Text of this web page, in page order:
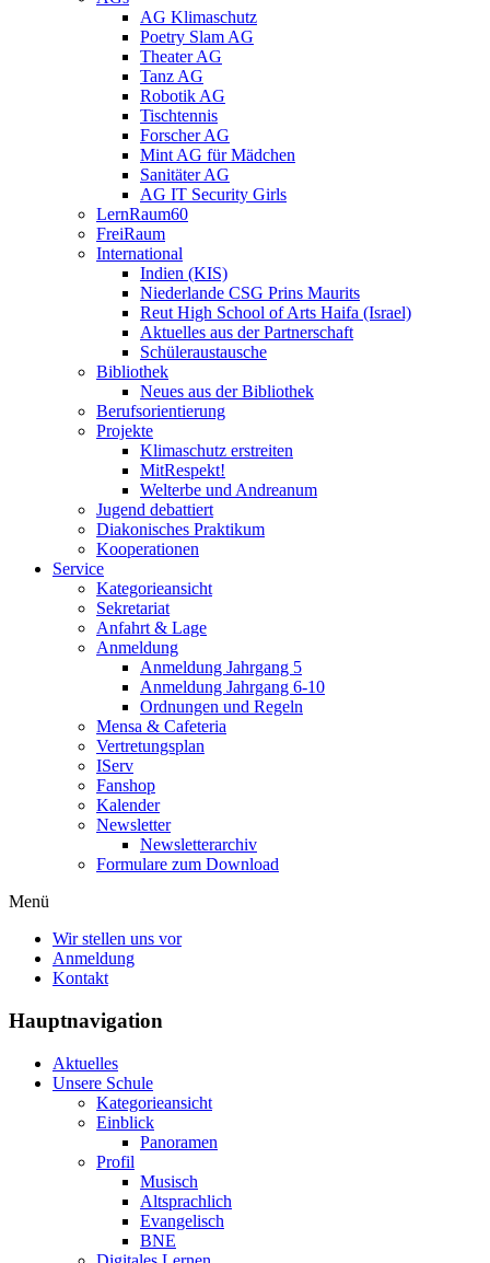
AG Klimaschutz
Poetry Slam AG
Theater AG
Tanz AG
Robotik AG
Tischtennis
Forscher AG
Mint AG für Mädchen
Sanitäter AG
AG IT Security Girls
LernRaum60
FreiRaum
International
Indien (KIS)
Niederlande CSG Prins Maurits
Reut High School of Arts Haifa (Israel)
Aktuelles aus der Partnerschaft
Schüleraustausche
Bibliothek
Neues aus der Bibliothek
Berufsorientierung
Projekte
Klimaschutz erstreiten
MitRespekt!
Welterbe und Andreanum
Jugend debattiert
Diakonisches Praktikum
Kooperationen
Service
Kategorieansicht
Sekretariat
Anfahrt & Lage
Anmeldung
Anmeldung Jahrgang 5
Anmeldung Jahrgang 6-10
Ordnungen und Regeln
Mensa & Cafeteria
Vertretungsplan
IServ
Fanshop
Kalender
Newsletter
Newsletterarchiv
Formulare zum Download
Menü
Wir stellen uns vor
Anmeldung
Kontakt
Hauptnavigation
Aktuelles
Unsere Schule
Kategorieansicht
Einblick
Panoramen
Profil
Musisch
Altsprachlich
Evangelisch
BNE